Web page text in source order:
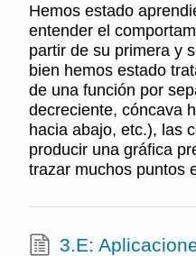
Hemos estado
entender el
partir de su primera y
bien hemos estado
de una función por
decreciente, cóncava
hacia abajo, etc.), las
producir una gráfica
trazar muchos puntos
3.E: